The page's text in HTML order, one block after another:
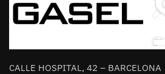
CALLE HOSPITAL, 42 – BARCELONA